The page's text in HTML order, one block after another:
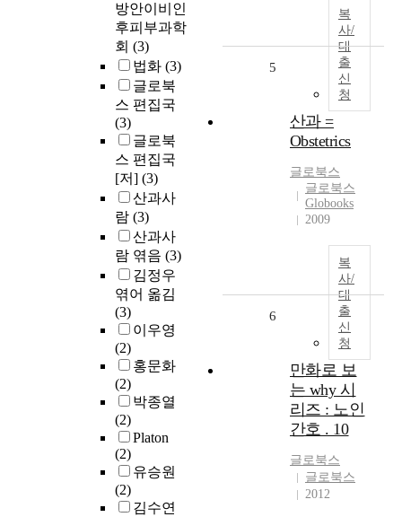
방안이비인
후피부과학
회 (3)
법화 (3)
글로북
스 편집국
(3)
글로북
스 편집국
[저] (3)
산과사
람 (3)
산과사
람 엮음 (3)
김정우
엮어 옮김
(3)
이우영
(2)
홍문화
(2)
박종열
(2)
Platon
(2)
유승원
(2)
김수연
복
사/
대
출
신
청
5
산과 =
Obstetrics
글로북스
글로북스
Globooks
2009
복
사/
대
출
신
청
6
만화로 보
는 why 시
리즈 : 노인
간호 . 10
글로북스
글로북스
2012